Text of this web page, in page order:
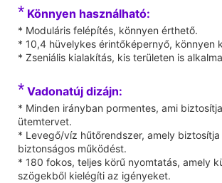
* Könnyen használható:
* Moduláris felépítés, könnyen érthető.
* 10,4 hüvelykes érintőképernyő, könnyen
* Zseniális kialakítás, kis területen is
* Vadonatúj dizájn:
* Minden irányban pormentes, ami
ütemtervet.
* Levegő/víz hűtőrendszer, amely
biztonságos működést.
* 180 fokos, teljes körű nyomtatás, amely
szögekből kielégíti az igényeket.